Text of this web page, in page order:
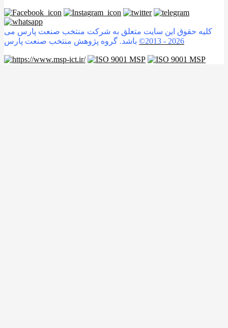
کلیه حقوق این سایت متعلق به شرکت منتخب صنعت پارس می
©2013 - 2026